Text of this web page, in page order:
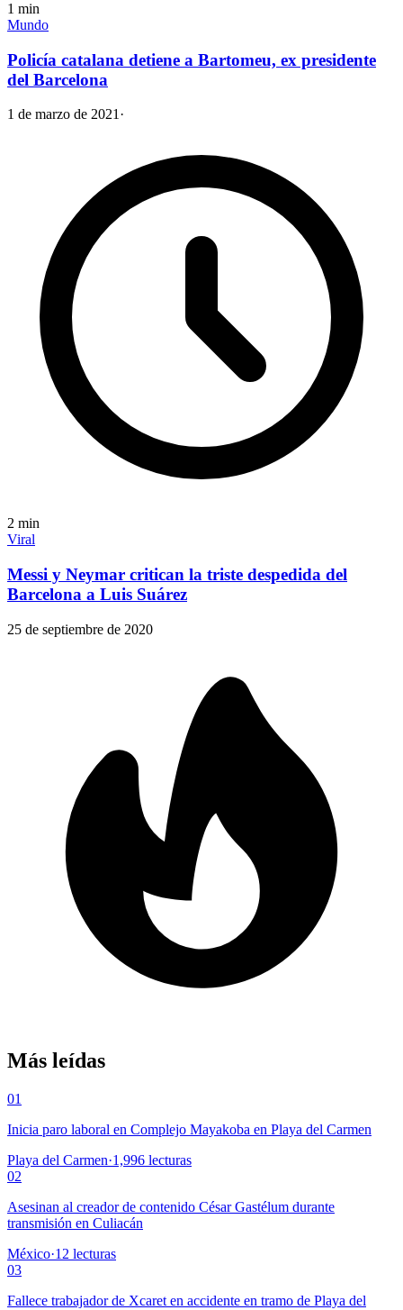
1 min
Mundo
Policía catalana detiene a Bartomeu, ex presidente
del Barcelona
1 de marzo de 2021 ·
2 min
Viral
Messi y Neymar critican la triste despedida del
Barcelona a Luis Suárez
25 de septiembre de 2020
Más leídas
01
Inicia paro laboral en Complejo Mayakoba en Playa del Carmen
Playa del Carmen·1,996 lecturas
02
Asesinan al creador de contenido César Gastélum durante
transmisión en Culiacán
México·12 lecturas
03
Fallece trabajador de Xcaret en accidente en tramo de Playa del